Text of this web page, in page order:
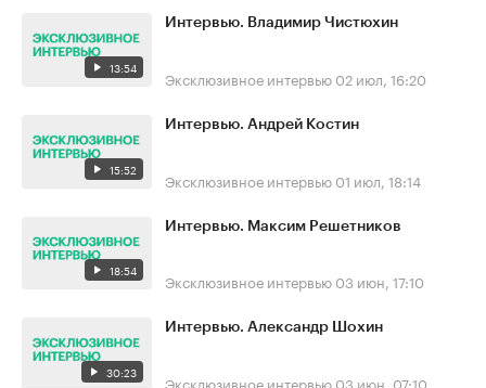
13:54
Интервью. Владимир Чистюхин
Эксклюзивное интервью 02 июл, 16:20
15:52
Интервью. Андрей Костин
Эксклюзивное интервью 01 июл, 18:14
18:54
Интервью. Максим Решетников
Эксклюзивное интервью 03 июн, 17:10
30:23
Интервью. Александр Шохин
Эксклюзивное интервью 03 июн, 07:10